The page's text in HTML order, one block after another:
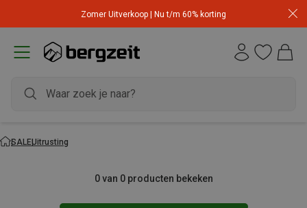
Zomer Uitverkoop | Nu t/m 60% korting
SALEUitrusting
0 van 0 producten bekeken